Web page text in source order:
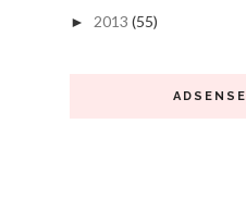
► 2013 (55)
ADSENSE